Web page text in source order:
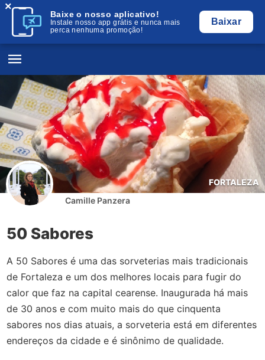
Baixe o nosso aplicativo!
Instale nosso app grátis e nunca mais
perca nenhuma promoção!
Baixar
×
FORTALEZA
Camille Panzera
50 Sabores
A 50 Sabores é uma das sorveterias mais tradicionais
de Fortaleza e um dos melhores locais para fugir do
calor que faz na capital cearense. Inaugurada há mais
de 30 anos e com muito mais do que cinquenta
sabores nos dias atuais, a sorveteria está em diferentes
endereços da cidade e é sinônimo de qualidade.